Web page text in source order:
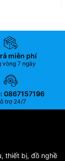
miễn phí
vòng 7 ngày
0867157196
trợ 24/7
thiết bị, đồ nghề